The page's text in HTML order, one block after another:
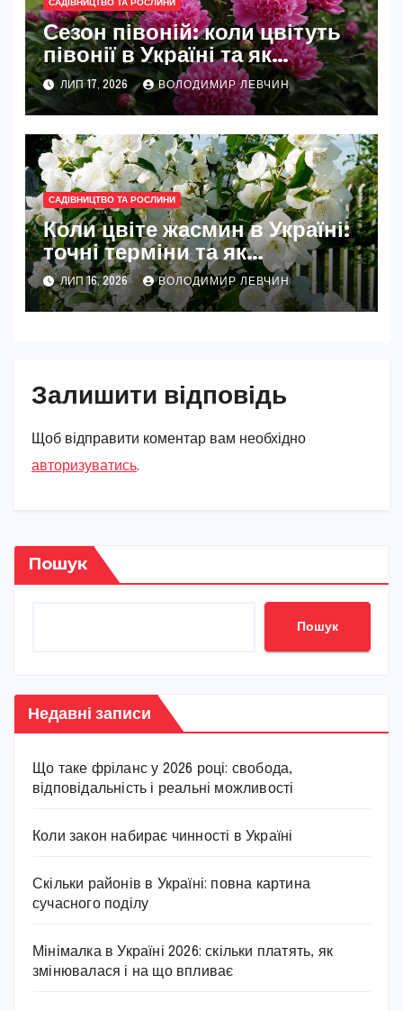
САДІВНИЦТВО ТА РОСЛИНИ
Сезон півоній: коли цвітуть
півонії в Україні та як
розкрити їхню повну красу
ЛИП 17, 2026 ВОЛОДИМИР ЛЕВЧИН
САДІВНИЦТВО ТА РОСЛИНИ
Коли цвіте жасмин в Україні:
точні терміни та як
забезпечити рясне цвітіння
ЛИП 16, 2026 ВОЛОДИМИР ЛЕВЧИН
Залишити відповідь
Щоб відправити коментар вам необхідно
авторизуватись.
Пошук
Пошук
Недавні записи
Що таке фріланс у 2026 році: свобода,
відповідальність і реальні можливості
Коли закон набирає чинності в Україні
Скільки районів в Україні: повна картина
сучасного поділу
Мінімалка в Україні 2026: скільки платять, як
змінювалася і на що впливає